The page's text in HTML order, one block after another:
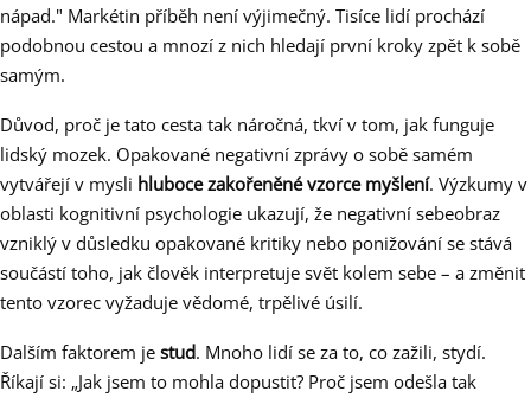
nápad." Markétin příběh není výjimečný. Tisíce lidí prochází
podobnou cestou a mnozí z nich hledají první kroky zpět k sobě
samým.
Důvod, proč je tato cesta tak náročná, tkví v tom, jak funguje
lidský mozek. Opakované negativní zprávy o sobě samém
vytvářejí v mysli hluboce zakořeněné vzorce myšlení. Výzkumy v
oblasti kognitivní psychologie ukazují, že negativní sebeobraz
vzniklý v důsledku opakované kritiky nebo ponižování se stává
součástí toho, jak člověk interpretuje svět kolem sebe – a změnit
tento vzorec vyžaduje vědomé, trpělivé úsilí.
Dalším faktorem je stud. Mnoho lidí se za to, co zažili, stydí.
Říkají si: „Jak jsem to mohla dopustit? Proč jsem odešla tak